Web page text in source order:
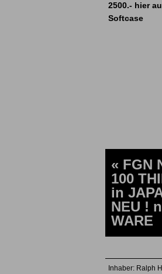
2500.- hier
Softcase
« FGN
100
in
NEU !
WARE
Inhaber: Ralph